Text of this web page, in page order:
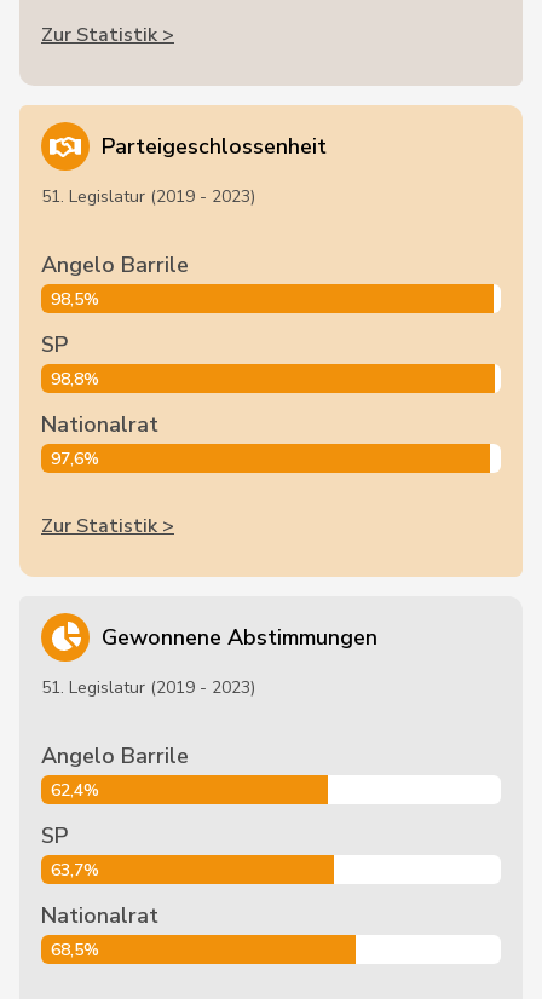
Zur Statistik >
Parteigeschlossenheit
51. Legislatur (2019 - 2023)
Angelo Barrile
98,5%
SP
98,8%
Nationalrat
97,6%
Zur Statistik >
Gewonnene Abstimmungen
51. Legislatur (2019 - 2023)
Angelo Barrile
62,4%
SP
63,7%
Nationalrat
68,5%